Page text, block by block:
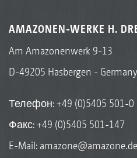
AMAZONEN-WERKE H.
Am Amazonenwerk 9-13
D-49205 Hasbergen - Germany
Телефон:+49 (0)5405 501-0
Факс: +49 (0)5405 501-147
E-Mail: amazone@amazone.de